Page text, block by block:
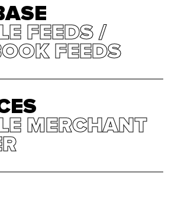
FEEDS
FEEDS
FEEDS
FEEDS
MERCHANT
MERCHANT